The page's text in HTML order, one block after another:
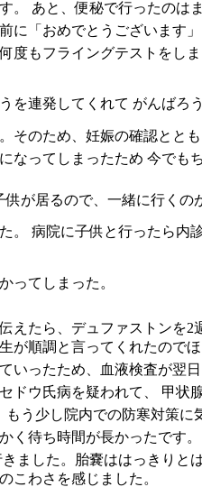
。 あと、便秘で行ったのは
に「おめでとうございます
度もフライングテストをし
を連発してくれて がんばろ
そのため、妊娠の確認とと
なってしまったため 今で
が居るので、一緒に行く
。 病院に子供と行ったら
ってしまった。
えたら、デュファストンを
が順調と言ってくれたのでほ
いったため、血液検査が翌
ドウ氏病を疑われて、 甲状
う少し院内での防寒対策に
く待ち時間が長かったです
ました。胎嚢ははっきり
こわさを感じました。